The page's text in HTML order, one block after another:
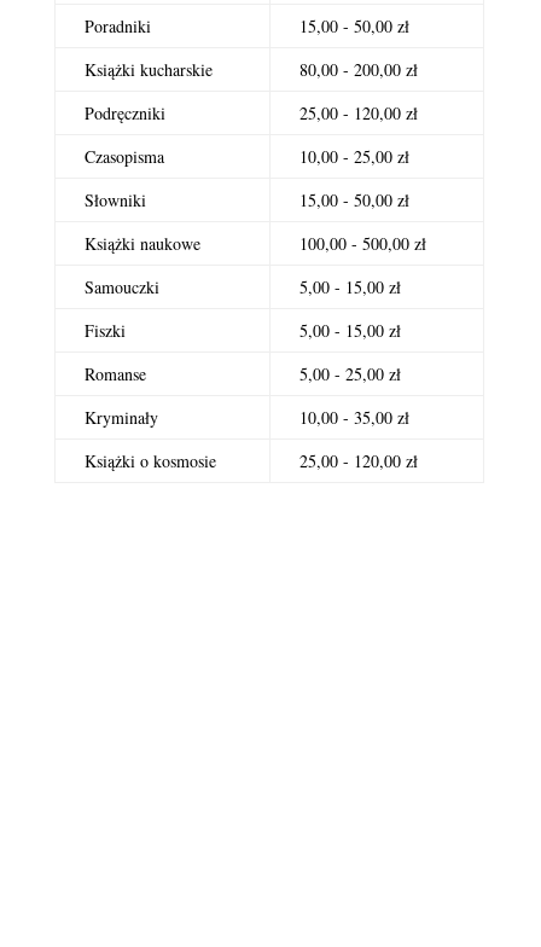
Poradniki
15,00 - 50,00 zł
Książki kucharskie
80,00 - 200,00 zł
Podręczniki
25,00 - 120,00 zł
Czasopisma
10,00 - 25,00 zł
Słowniki
15,00 - 50,00 zł
Książki naukowe
100,00 - 500,00 zł
Samouczki
5,00 - 15,00 zł
Fiszki
5,00 - 15,00 zł
Romanse
5,00 - 25,00 zł
Kryminały
10,00 - 35,00 zł
Książki o kosmosie
25,00 - 120,00 zł